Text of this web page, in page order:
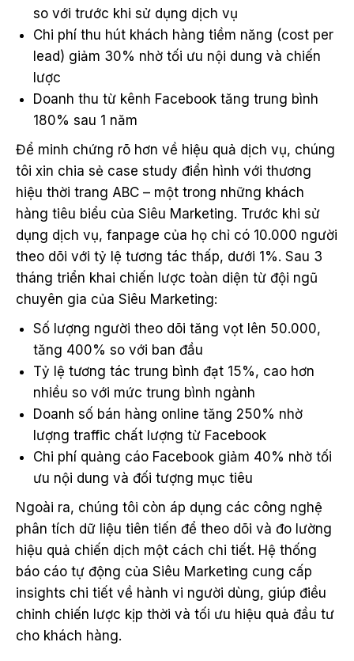
so với trước khi sử dụng dịch vụ
Chi phí thu hút khách hàng tiềm năng (cost per
lead) giảm 30% nhờ tối ưu nội dung và chiến
lược
Doanh thu từ kênh Facebook tăng trung bình
180% sau 1 năm
Để minh chứng rõ hơn về hiệu quả dịch vụ, chúng
tôi xin chia sẻ case study điển hình với thương
hiệu thời trang ABC – một trong những khách
hàng tiêu biểu của Siêu Marketing. Trước khi sử
dụng dịch vụ, fanpage của họ chỉ có 10.000 người
theo dõi với tỷ lệ tương tác thấp, dưới 1%. Sau 3
tháng triển khai chiến lược toàn diện từ đội ngũ
chuyên gia của Siêu Marketing:
Số lượng người theo dõi tăng vọt lên 50.000,
tăng 400% so với ban đầu
Tỷ lệ tương tác trung bình đạt 15%, cao hơn
nhiều so với mức trung bình ngành
Doanh số bán hàng online tăng 250% nhờ
lượng traffic chất lượng từ Facebook
Chi phí quảng cáo Facebook giảm 40% nhờ tối
ưu nội dung và đối tượng mục tiêu
Ngoài ra, chúng tôi còn áp dụng các công nghệ
phân tích dữ liệu tiên tiến để theo dõi và đo lường
hiệu quả chiến dịch một cách chi tiết. Hệ thống
báo cáo tự động của Siêu Marketing cung cấp
insights chi tiết về hành vi người dùng, giúp điều
chỉnh chiến lược kịp thời và tối ưu hiệu quả đầu tư
cho khách hàng.